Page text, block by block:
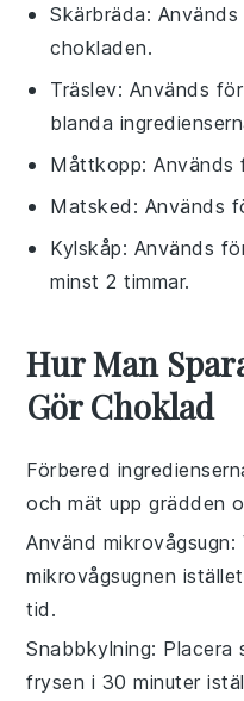
Skärbräda:
chokladen.
Träslev: Används
blanda
Måttkopp: Används
Matsked : Används
Kylskåp: Används
minst 2 timmar.
Hur Man
Gör Choklad
Förbered
och mät uppgrädden
Använd mikrovågsugn:
mikrovågsugnen
tid.
Snabbkylning: Placera
frysen i 30 minuter